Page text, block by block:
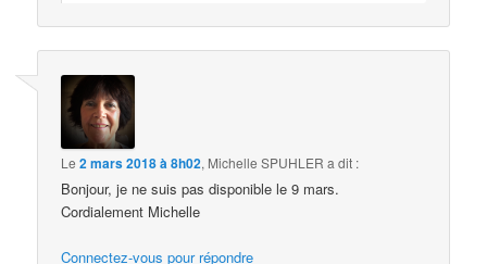
Le2 mars 2018 à 8h02, Michelle SPUHLER a dit :
Bonjour, je ne suis pas disponible le 9 mars.
Cordialement Michelle
Connectez-vous pour répondre